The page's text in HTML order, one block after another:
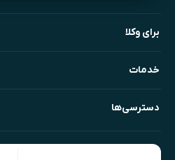
برای وکلا
خدمات
دسترسی‌ها